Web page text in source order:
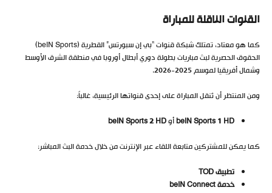
القنوات الناقلة للمباراة
كما هو معتاد، تمتلك شبكة قنوات “بي إن سبورتس” القطرية (beIN Sports)
الحقوق الحصرية لبث مباريات بطولة دوري أبطال أوروبا في منطقة الشرق الأوسط
وشمال أفريقيا لموسم 2025-2026.
ومن المنتظر أن تُنقل المباراة على إحدى قنواتها الرئيسية، غالباً:
beIN Sports 1 HDأوbeIN Sports 2 HD
كما يمكن للمشتركين متابعة اللقاء عبر الإنترنت من خلال خدمة البث المباشر:
تطبيق TOD
خدمة beIN Connect